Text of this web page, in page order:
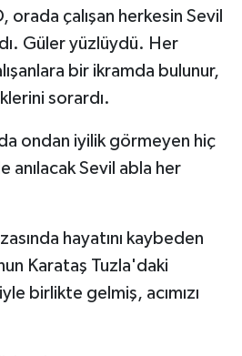
orada çalışan herkesin Sevil
Güler yüzlüydü. Her
bir ikramda bulunur,
sorardı.
ondan iyilik görmeyen hiç
anılacak Sevil abla her
hayatını kaybeden
Karataş Tuzla'daki
birlikte gelmiş, acımızı